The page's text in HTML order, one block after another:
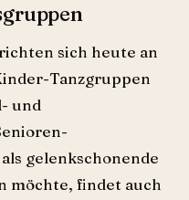
sich heute an
Tanzgruppen
und
gelenkschonende
möchte, findet auch